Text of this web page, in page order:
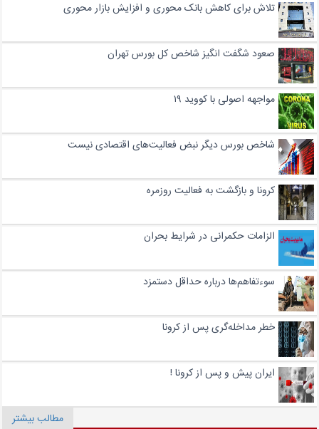
تلاش برای کاهش بانک‌ محوری و افزایش بازار محوری
صعود شگفت ‌انگیز شاخص کل بورس تهران
مواجهه اصولی با کووید ۱۹
شاخص بورس دیگر نبض فعالیت‌های اقتصادی نیست
کرونا و بازگشت به فعالیت روزمره
الزامات حکمرانی در شرایط بحران
سوءتفاهم‌ها درباره حداقل دستمزد
خطر مداخله‌گری پس از کرونا
ایران پیش و پس از کرونا !
مطالب بیشتر